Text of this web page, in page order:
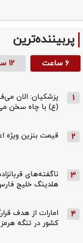
پربیننده‌ترین
۶ ساعت ۱۲ ساعت
1
پزشکیان: الان
(ع) با چاه سخن
2 قیمت بنزین ویژه
3
هلدینگ خلیج
4
امارات از هدف
کشور در تنگه